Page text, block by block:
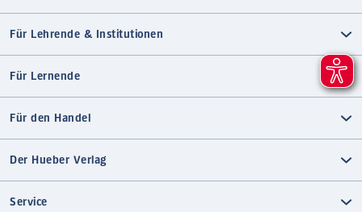
Für Lehrende & Institutionen
Für Lernende
Für den Handel
Der Hueber Verlag
Service